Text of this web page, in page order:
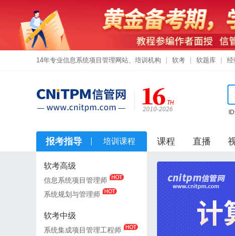
14年专业信息系统项目管理网站、培训机构 软考 软题库 经
报考指导 培训课程 课程 直播
软考高级
信息系统项目管理师
系统规划与管理师
软考中级
系统集成项目管理工程师
软考高级
信息系统项目管理师